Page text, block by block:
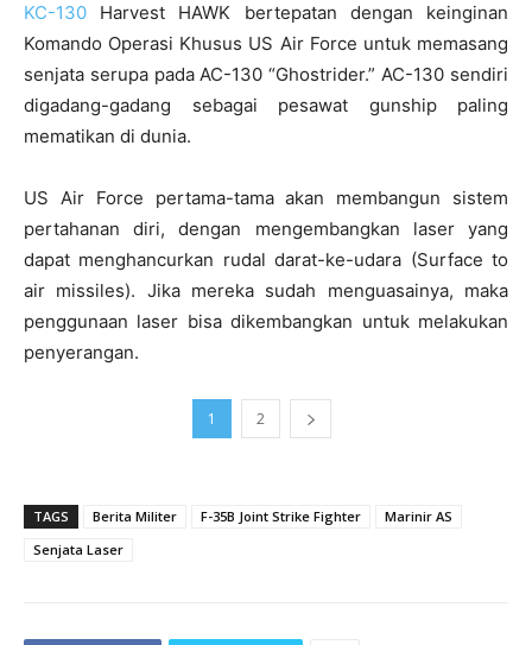
KC-130 Harvest HAWK bertepatan dengan keinginan
Komando Operasi Khusus US Air Force untuk memasang
senjata serupa pada AC-130 “Ghostrider.” AC-130 sendiri
digadang-gadang sebagai pesawat gunship paling
mematikan di dunia.
US Air Force pertama-tama akan membangun sistem
pertahanan diri, dengan mengembangkan laser yang
dapat menghancurkan rudal darat-ke-udara (Surface to
air missiles). Jika mereka sudah menguasainya, maka
penggunaan laser bisa dikembangkan untuk melakukan
penyerangan.
1 2
TAGS Berita Militer F-35B Joint Strike Fighter
Marinir AS
Senjata Laser